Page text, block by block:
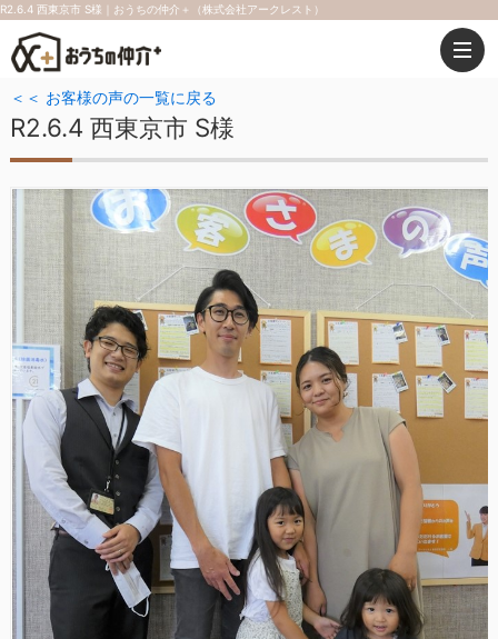
R2.6.4 西東京市 S様｜おうちの仲介＋（株式会社アークレスト）
＜＜ お客様の声の一覧に戻る
R2.6.4 西東京市 S様